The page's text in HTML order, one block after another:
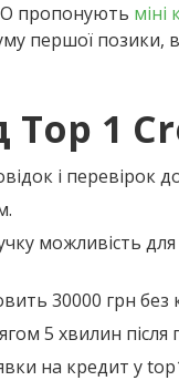
пропонують міні
першої
Top 1
і перевірок
можливість
30000 грн без
5 хвилин після
на кредит у